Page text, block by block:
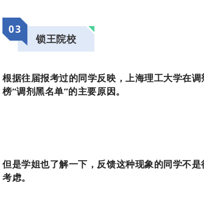
03
锁王院校
根据往届报考过的同学反映，上海理工大学在
榜“调剂黑名单”的主要原因。
但是学姐也了解一下，反馈这种现象的同学不
考虑。